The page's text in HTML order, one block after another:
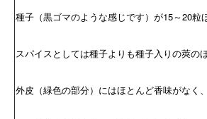
種子（黒ゴマのような感じです）が15～20粒
スパイスとしては種子よりも種子入りの莢の
外皮（緑色の部分）にはほとんど香味がなく、